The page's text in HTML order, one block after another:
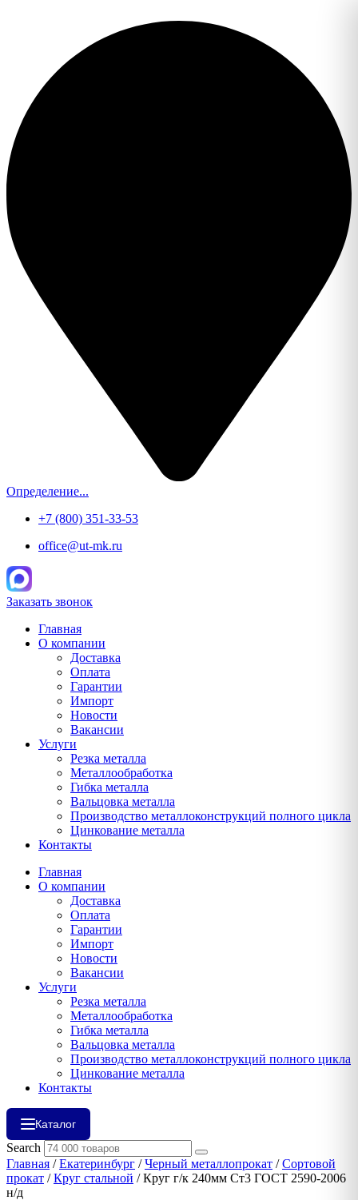
Определение...
+7 (800) 351-33-53
office@ut-mk.ru
Заказать звонок
Главная
О компании
Доставка
Оплата
Гарантии
Импорт
Новости
Вакансии
Услуги
Резка металла
Металлообработка
Гибка металла
Вальцовка металла
Производство металлоконструкций полного цикла
Цинкование металла
Контакты
Главная
О компании
Доставка
Оплата
Гарантии
Импорт
Новости
Вакансии
Услуги
Резка металла
Металлообработка
Гибка металла
Вальцовка металла
Производство металлоконструкций полного цикла
Цинкование металла
Контакты
Каталог
Search
Главная /Екатеринбург /Черный металлопрокат /Сортовой
прокат /Круг стальной / Круг г/к 240мм Ст3 ГОСТ 2590-2006
н/д